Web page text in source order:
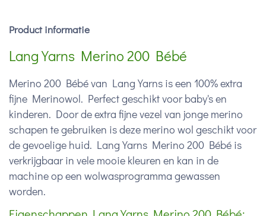
Product informatie
Lang Yarns Merino 200 Bébé
Merino 200 Bébé van Lang Yarns is een 100% extra
fijne Merinowol. Perfect geschikt voor baby's en
kinderen. Door de extra fijne vezel van jonge merino
schapen te gebruiken is deze merino wol geschikt voor
de gevoelige huid. Lang Yarns Merino 200 Bébé is
verkrijgbaar in vele mooie kleuren en kan in de
machine op een wolwasprogramma gewassen
worden.